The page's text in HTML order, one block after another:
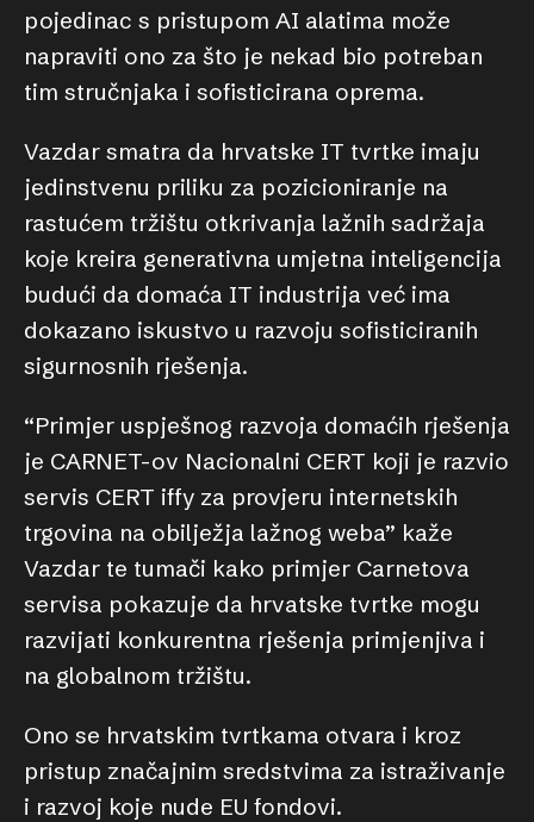
pojedinac s pristupom AI alatima može
napraviti ono za što je nekad bio potreban
tim stručnjaka i sofisticirana oprema.
Vazdar smatra da hrvatske IT tvrtke imaju
jedinstvenu priliku za pozicioniranje na
rastućem tržištu otkrivanja lažnih sadržaja
koje kreira generativna umjetna inteligencija
budući da domaća IT industrija već ima
dokazano iskustvo u razvoju sofisticiranih
sigurnosnih rješenja.
“Primjer uspješnog razvoja domaćih rješenja
je CARNET-ov Nacionalni CERT koji je razvio
servis CERT iffy za provjeru internetskih
trgovina na obilježja lažnog weba” kaže
Vazdar te tumači kako primjer Carnetova
servisa pokazuje da hrvatske tvrtke mogu
razvijati konkurentna rješenja primjenjiva i
na globalnom tržištu.
Ono se hrvatskim tvrtkama otvara i kroz
pristup značajnim sredstvima za istraživanje
i razvoj koje nude EU fondovi.